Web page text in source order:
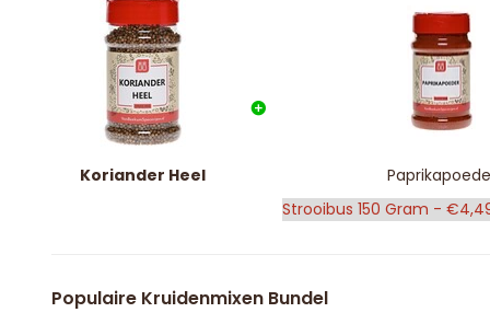
Koriander Heel
Populaire Kruidenmixen Bundel